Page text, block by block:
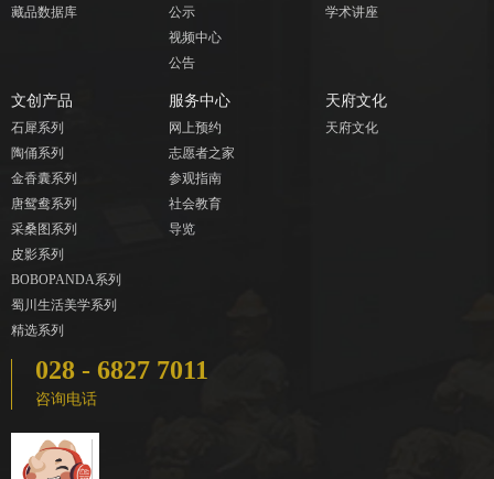
藏品数据库
公示
视频中心
公告
学术讲座
文创产品
石犀系列
陶俑系列
金香囊系列
唐鸳鸯系列
采桑图系列
皮影系列
BOBOPANDA系列
蜀川生活美学系列
精选系列
服务中心
网上预约
志愿者之家
参观指南
社会教育
导览
天府文化
天府文化
028 - 6827 7011
咨询电话